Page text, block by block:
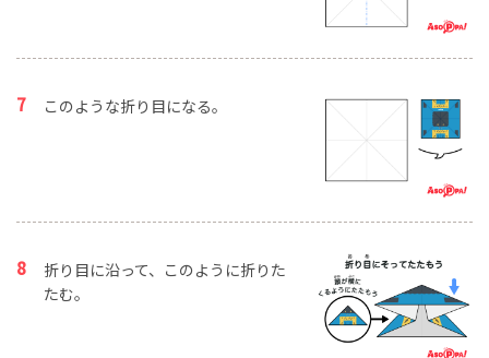
このような折り目になる。
折り目に沿って、このように折りた
たむ。